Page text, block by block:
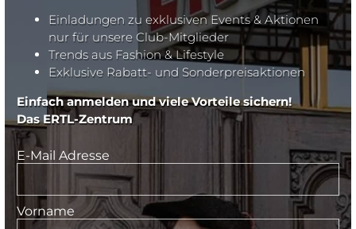
Einladungen zu exklusiven Events & Aktionen
nur für unsere Club-Mitglieder
Trends aus Fashion & Lifestyle
Exklusive Rabatt- und Sonderpreisaktionen
Einfach anmelden und viele Vorteile sichern!
Das ERTL-Zentrum
E-Mail Adresse
Vorname